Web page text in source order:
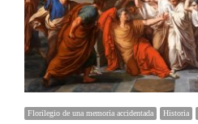
Florilegio de una memoria accidentada Historia